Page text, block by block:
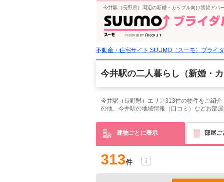
今井駅（長野県）周辺の新婚・カップル向け賃貸アパ
不動産・住宅サイト SUUMO（スーモ）ブライ
今井駅の二人暮らし（新婚・
今井駅（長野県）エリア313件の物件をご紹
の他、今井駅の地域情報（口コミ）などお部
建物ごとに表示 部屋ご
313件